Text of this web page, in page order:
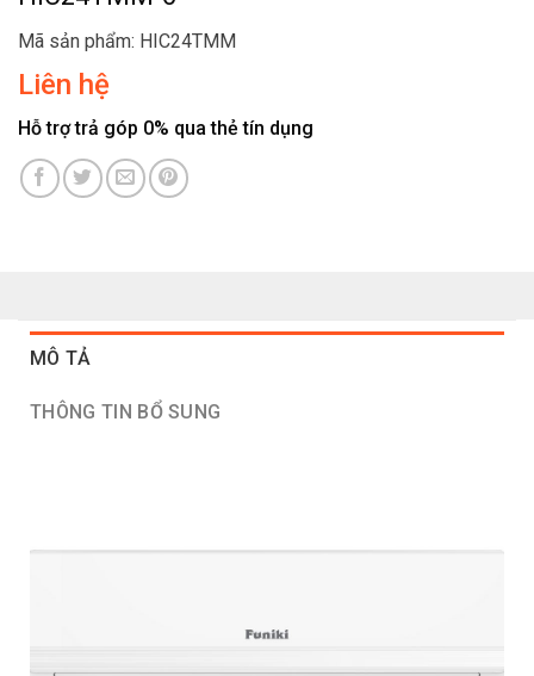
Mã sản phẩm: HIC24TMM
Liên hệ
Hỗ trợ trả góp 0% qua thẻ tín dụng
MÔ TẢ
THÔNG TIN BỔ SUNG